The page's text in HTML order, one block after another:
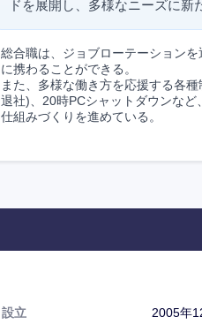
ドを展開し、多様なニーズに新
総合職は、ジョブローテーション
に携わることができる。
また、多様な働き方を応援する各
退社)、20時PCシャットダウンな
仕組みづくりを進めている。
設立 2005年